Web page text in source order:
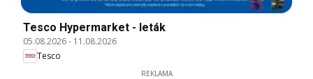
Tesco Hypermarket - leták
05.08.2026- 11.08.2026
Tesco
REKLAMA